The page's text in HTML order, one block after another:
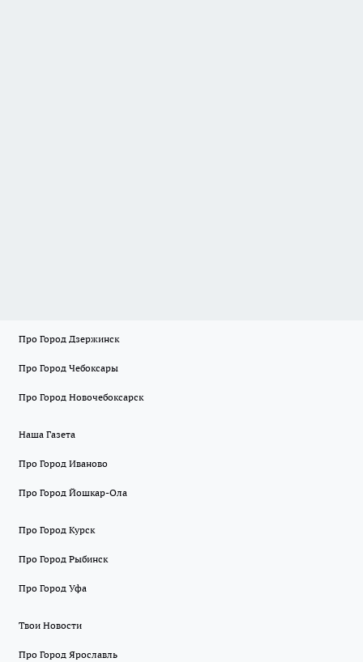
Про Город Дзержинск
Про Город Чебоксары
Про Город Новочебоксарск
Наша Газета
Про Город Иваново
Про Город Йошкар-Ола
Про Город Курск
Про Город Рыбинск
Про Город Уфа
Твои Новости
Про Город Ярославль